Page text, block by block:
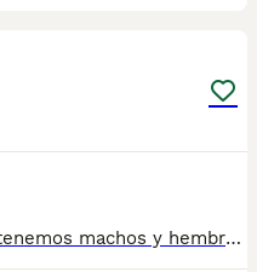
Caniches toy negros azabache tenemos machos y hembras ,distintos colores Nuestros cachorros nacen y crecen en un ambiente familiar ,sin jaulas ,con un respeto y exclusiva cria,somos respetuosos con el tiempo de destete ,cada cachorro necesita su tiempo.. Destetamos con un pienso de alta calidad , Cachorros revisados ,desde el nacimiento ,hasta la entrega por un veterinario competente ,buscando siempre el bienestar de nuestros animales.. Sociabilizados y equilibrados tanto padres como cachorros Se entregan con todo el protocolo veterinario legal,y garantías por escrito completas.. Tenemos servicio de entrega personalizado a cualquier punto de España,directo.. El precio puede cambiar tanto en sexo como en características del cachorro. Dejanos tú teléfono y te mandamos toda la información fotos y vídeos ..